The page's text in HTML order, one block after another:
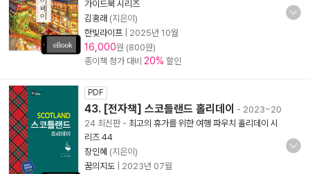
가이드북 시리즈
김홍래 (지은이)
한빛라이프
2025년 10월
16,000원 (800원)
종이책 정가 대비 20% 할인
PDF
43. [전자책] 스코틀랜드 홀리데이 - 2023~20
24 최신판- 최고의 휴가를 위한 여행 파우치 홀리데이 시
리즈 44
장인혜 (지은이)
꿈의지도
2023년 07월